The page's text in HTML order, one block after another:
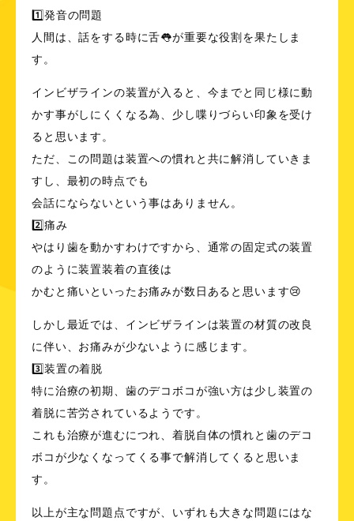
1️⃣発音の問題
人間は、話をする時に舌👅が重要な役割を果たしま
す。
インビザラインの装置が入ると、今までと同じ様に動
かす事がしにくくなる為、少し喋りづらい印象を受け
ると思います。
ただ、この問題は装置への慣れと共に解消していきま
すし、最初の時点でも
会話にならないという事はありません。
2️⃣痛み
やはり歯を動かすわけですから、通常の固定式の装置
のように装置装着の直後は
かむと痛いといったお痛みが数日あると思います😢
しかし最近では、インビザラインは装置の材質の改良
に伴い、お痛みが少ないように感じます。
3️⃣装置の着脱
特に治療の初期、歯のデコボコが強い方は少し装置の
着脱に苦労されているようです。
これも治療が進むにつれ、着脱自体の慣れと歯のデコ
ボコが少なくなってくる事で解消してくると思いま
す。
以上が主な問題点ですが、いずれも大きな問題にはな